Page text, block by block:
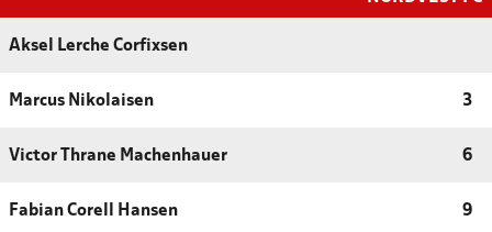
Aksel Lerche Corfixsen
Marcus Nikolaisen 3
Victor Thrane Machenhauer 6
Fabian Corell Hansen 9